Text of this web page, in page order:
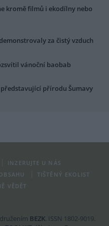
kromě filmů i ekodílny nebo
za čistý vzduch
vánoční baobab
přírodu Šumavy
INZERUJTE U NÁS
TIŠTĚNÝ EKOLIST
VĚDĚT
BEZK. ISSN 1802-9019.